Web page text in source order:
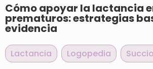
Cómo apoyar la lactancia
prematuros: estrategias
evidencia
Lactancia Logopedia